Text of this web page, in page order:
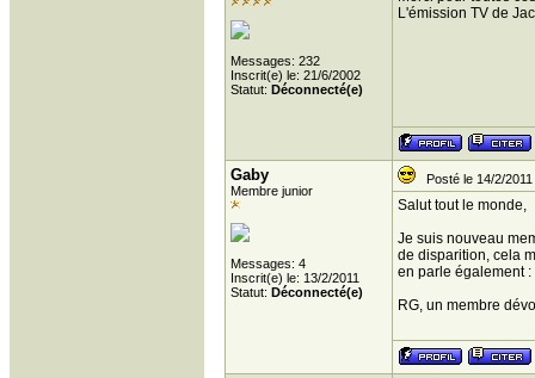
Messages: 232
Inscrit(e) le: 21/6/2002
Statut: Déconnecté(e)
L'émission TV de
Gaby
Membre junior
Messages: 4
Inscrit(e) le: 13/2/2011
Statut: Déconnecté(e)
Posté le 14/2/2011
Salut tout le monde,
Je suis nouveau
de disparition, cela
en parle également
RG, un membre